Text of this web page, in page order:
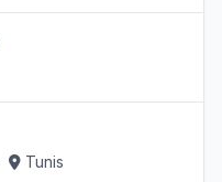
Tunis